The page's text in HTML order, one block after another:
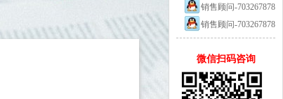
销售顾问-703267878
销售顾问-703267878
微信扫码咨询